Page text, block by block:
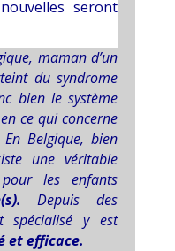
seront
maman d’un
du syndrome
bien le système
ce qui concerne
En Belgique, bien
une véritable
pour les enfants
Depuis des
spécialisé y est
et efficace.